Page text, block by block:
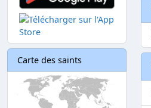
Carte des saints